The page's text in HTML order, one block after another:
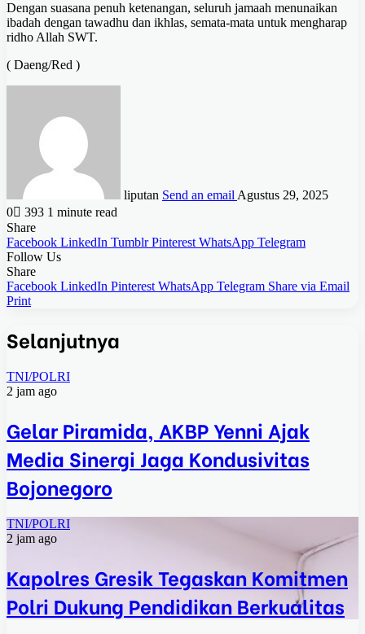
Dengan suasana penuh ketenangan, seluruh jamaah menunaikan
ibadah dengan tawadhu dan ikhlas, semata-mata untuk mengharap
ridho Allah SWT.
( Daeng/Red )
liputan Send an email Agustus 29, 2025
0
393 1 minute read
Share
Facebook LinkedIn Tumblr Pinterest WhatsApp Telegram
Follow Us
Share
Facebook LinkedIn Pinterest WhatsApp Telegram Share via Email
Print
Selanjutnya
TNI/POLRI
2 jam ago
Gelar Piramida, AKBP Yenni Ajak
Media Sinergi Jaga Kondusivitas
Bojonegoro
TNI/POLRI
2 jam ago
Kapolres Gresik Tegaskan Komitmen
Polri Dukung Pendidikan Berkualitas